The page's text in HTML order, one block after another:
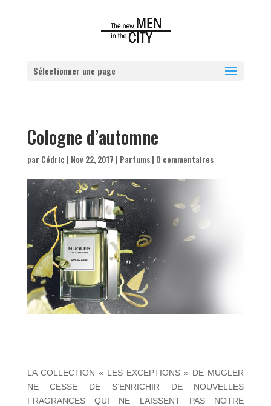
Sélectionner une page
Cologne d’automne
par Cédric | Nov 22, 2017 | Parfums| 0 commentaires
LA COLLECTION « LES EXCEPTIONS » DE MUGLER
NE CESSE DE S’ENRICHIR DE NOUVELLES
FRAGRANCES QUI NE LAISSENT PAS NOTRE